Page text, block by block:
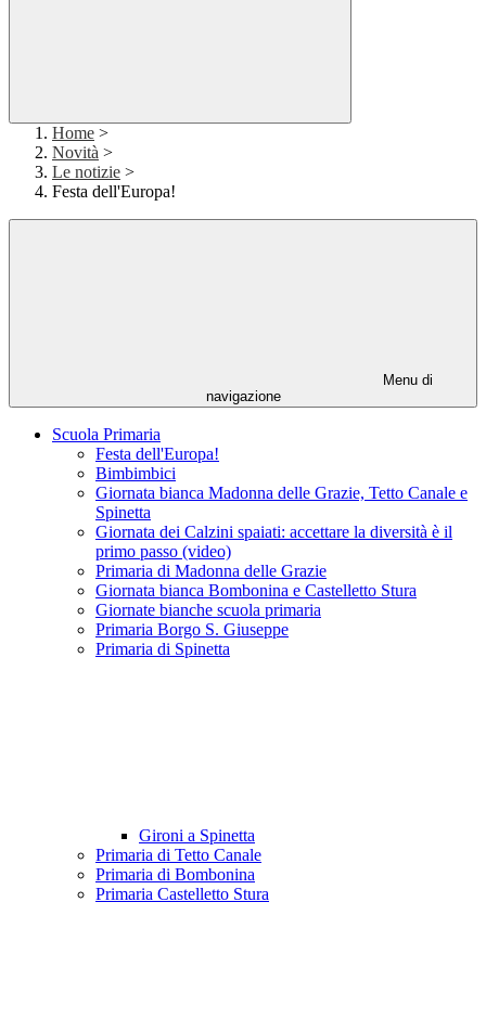
Home >
Novità >
Le notizie >
Festa dell'Europa!
Menu di
navigazione
Scuola Primaria
Festa dell'Europa!
Bimbimbici
Giornata bianca Madonna delle Grazie, Tetto Canale e
Spinetta
Giornata dei Calzini spaiati: accettare la diversità è il
primo passo (video)
Primaria di Madonna delle Grazie
Giornata bianca Bombonina e Castelletto Stura
Giornate bianche scuola primaria
Primaria Borgo S. Giuseppe
Primaria di Spinetta
Gironi a Spinetta
Primaria di Tetto Canale
Primaria di Bombonina
Primaria Castelletto Stura